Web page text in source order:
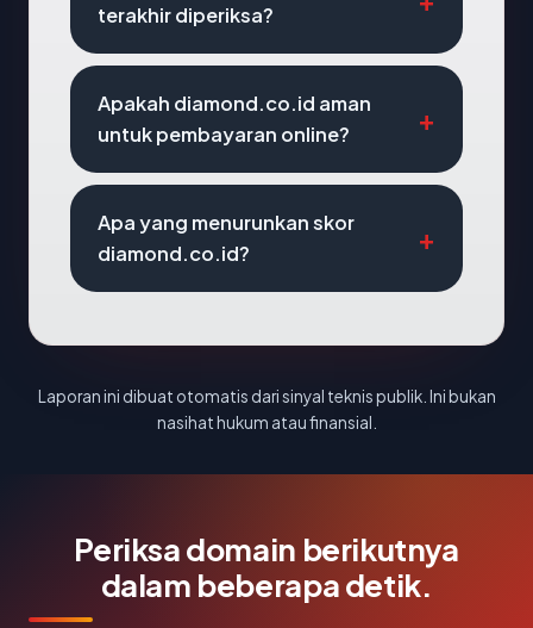
terakhir diperiksa?
Apakah diamond.co.id aman
untuk pembayaran online?
Apa yang menurunkan skor
diamond.co.id?
Laporan ini dibuat otomatis dari sinyal teknis publik. Ini bukan
nasihat hukum atau finansial.
Periksa domain berikutnya
dalam beberapa detik.